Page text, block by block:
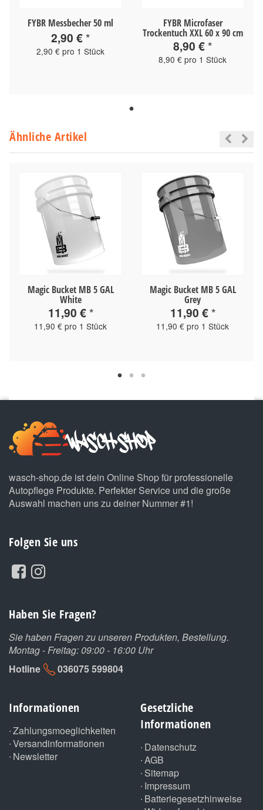
FYBR Messbecher 50 ml
2,90 €*
2,90 € pro 1 Stück
FYBR Microfaser
Trockentuch XXL 60 x 90 cm
8,90 €*
8,90 € pro 1 Stück
Ähnliche Artikel
Magic Bucket MB 5 GAL
White
11,90 €*
11,90 € pro 1 Stück
Magic Bucket MB 5 GAL
Grey
11,90 €*
11,90 € pro 1 Stück
wasch-shop.de ist dein Online Shop für professionelle
Autopflege Produkte. Perfekter Service und die große
Auswahl machen uns zu deiner Nummer #1!
Folgen Sie uns
Haben Sie Fragen?
Sie haben Fragen zu unseren Produkten, Bestellung.
Montag - Freitag: 09:00 - 16:00 Uhr
Hotline
036075 599804
Informationen
Zahlungsmoeglichkeiten
Versandinformationen
Newsletter
Gesetzliche
Informationen
Datenschutz
AGB
Sitemap
Impressum
Batteriegesetzhinweise